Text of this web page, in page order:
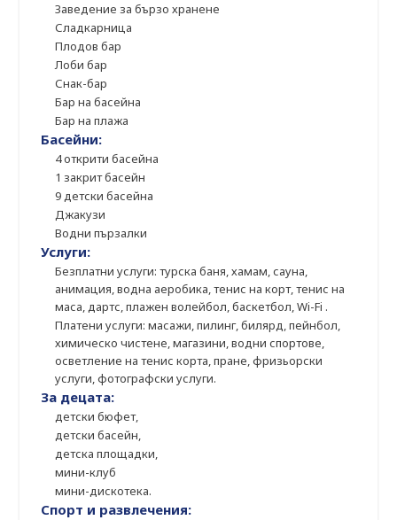
Заведение за бързо хранене
Сладкарница
Плодов бар
Лоби бар
Снак-бар
Бар на басейна
Бар на плажа
Басейни:
4 открити басейна
1 закрит басейн
9 детски басейна
Джакузи
Водни пързалки
Услуги:
Безплатни услуги: турска баня, хамам, сауна,
анимация, водна аеробика, тенис на корт, тенис на
маса, дартс, плажен волейбол, баскетбол, Wi-Fi .
Платени услуги: масажи, пилинг, билярд, пейнбол,
химическо чистене, магазини, водни спортове,
осветление на тенис корта, пране, фризьорски
услуги, фотографски услуги.
За децата:
детски бюфет,
детски басейн,
детска площадки,
мини-клуб
мини-дискотека.
Спорт и развлечения: